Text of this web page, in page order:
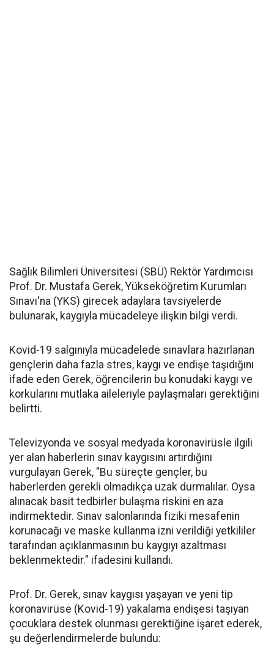
Sağlık Bilimleri Üniversitesi (SBÜ) Rektör Yardımcısı
Prof. Dr. Mustafa Gerek, Yükseköğretim Kurumları
Sınavı'na (YKS) girecek adaylara tavsiyelerde
bulunarak, kaygıyla mücadeleye ilişkin bilgi verdi.
Kovid-19 salgınıyla mücadelede sınavlara hazırlanan
gençlerin daha fazla stres, kaygı ve endişe taşıdığını
ifade eden Gerek, öğrencilerin bu konudaki kaygı ve
korkularını mutlaka aileleriyle paylaşmaları gerektiğini
belirtti.
Televizyonda ve sosyal medyada koronavirüsle ilgili
yer alan haberlerin sınav kaygısını artırdığını
vurgulayan Gerek, "Bu süreçte gençler, bu
haberlerden gerekli olmadıkça uzak durmalılar. Oysa
alınacak basit tedbirler bulaşma riskini en aza
indirmektedir. Sınav salonlarında fiziki mesafenin
korunacağı ve maske kullanma izni verildiği yetkililer
tarafından açıklanmasının bu kaygıyı azaltması
beklenmektedir." ifadesini kullandı.
Prof. Dr. Gerek, sınav kaygısı yaşayan ve yeni tip
koronavirüse (Kovid-19) yakalama endişesi taşıyan
çocuklara destek olunması gerektiğine işaret ederek,
şu değerlendirmelerde bulundu: